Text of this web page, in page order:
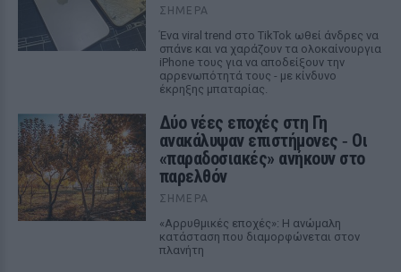
ΣΉΜΕΡΑ
Ένα viral trend στο TikTok ωθεί άνδρες να
σπάνε και να χαράζουν τα ολοκαίνουργια
iPhone τους για να αποδείξουν την
αρρενωπότητά τους - με κίνδυνο
έκρηξης μπαταρίας.
Δύο νέες εποχές στη Γη
ανακάλυψαν επιστήμονες ‑ Oι
«παραδοσιακές» ανήκουν στο
παρελθόν
ΣΉΜΕΡΑ
«Αρρυθμικές εποχές»: Η ανώμαλη
κατάσταση που διαμορφώνεται στον
πλανήτη